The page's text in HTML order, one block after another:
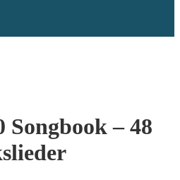
Songbook – 48